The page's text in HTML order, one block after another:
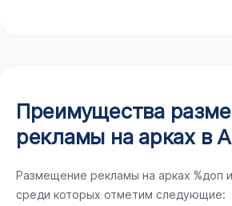
Преимущества
рекламы на арках в
Размещение рекламы на арках %доп
среди которых отметим следующие: